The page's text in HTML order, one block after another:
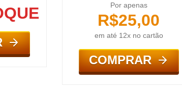
Por apenas
R$25,00
em até 12x no cartão
COMPRAR